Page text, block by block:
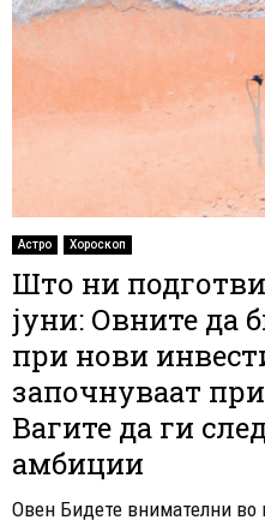
Астро Хороскоп
Што ни
јуни: Овните да
при нови
започнуваат
Вагите да ги
амбиции
Овен Бидете внимателни